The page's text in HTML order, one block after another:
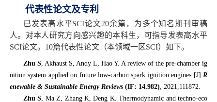
代表性论文及专利
已发表高水平SCI论文20余篇，为多个知名期刊审稿
人。对本人研究方向感兴趣的本科生，可指导发表高水平
SCI论文。 10篇代表性论文（本领域一区SCI）如下。
Zhu S , Akhaust S, Andy L, Hao Y. A review of the pre-chamber ig
nition system applied on future low-carbon spark ignition engines [J] R
enewable & Sustainable Energy Reviews (IF: 14.982) , 2021,111872.
Zhu S , Ma Z, Zhang K, Deng K.Thermodynamic and techno-eco